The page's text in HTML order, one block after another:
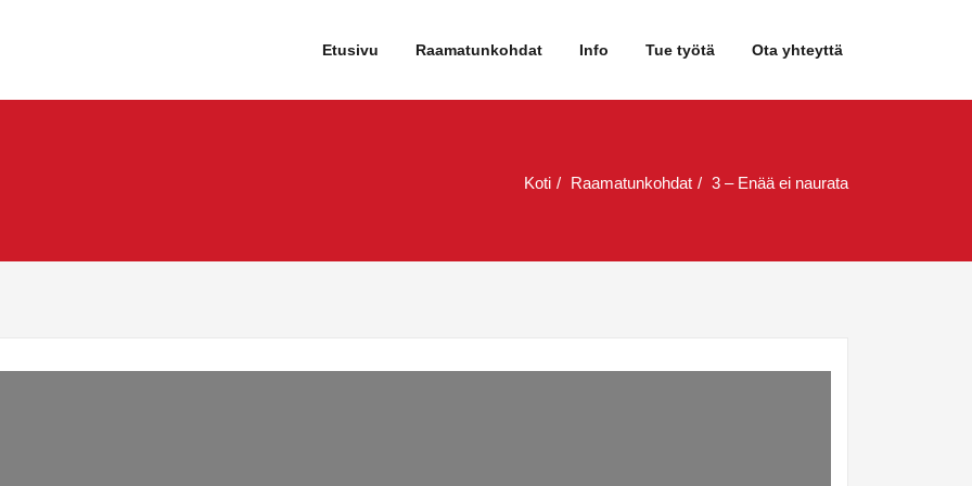
Etusivu Raamatunkohdat Info Tue työtä Ota yhteyttä
Koti Raamatunkohdat 3 – Enää ei naurata